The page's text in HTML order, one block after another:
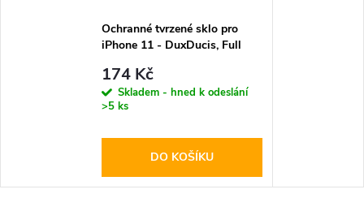
Ochranné tvrzené sklo pro
iPhone 11 - DuxDucis, Full
174 Kč
Skladem - hned k odeslání
>5 ks
DO KOŠÍKU